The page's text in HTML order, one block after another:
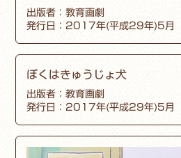
出版者：教育画劇
発行日：2017年(平成29年)5月
ぼくはきゅうじょ犬
出版者：教育画劇
発行日：2017年(平成29年)5月